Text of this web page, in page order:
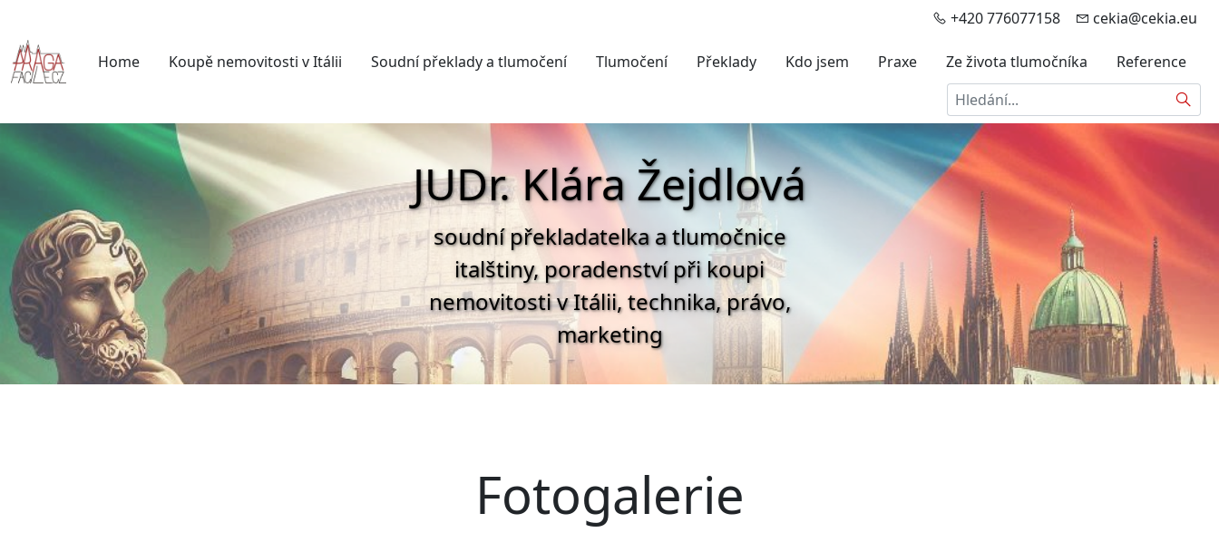
+420 776077158 cekia@cekia.eu
Home Koupě nemovitosti v Itálii Soudní překlady a tlumočení Tlumočení Překlady Kdo jsem Praxe Ze života tlumočníka
Reference
Hledat
JUDr. Klára Žejdlová
soudní překladatelka a tlumočnice
italštiny, poradenství při koupi
nemovitosti v Itálii, technika, právo,
marketing
Fotogalerie